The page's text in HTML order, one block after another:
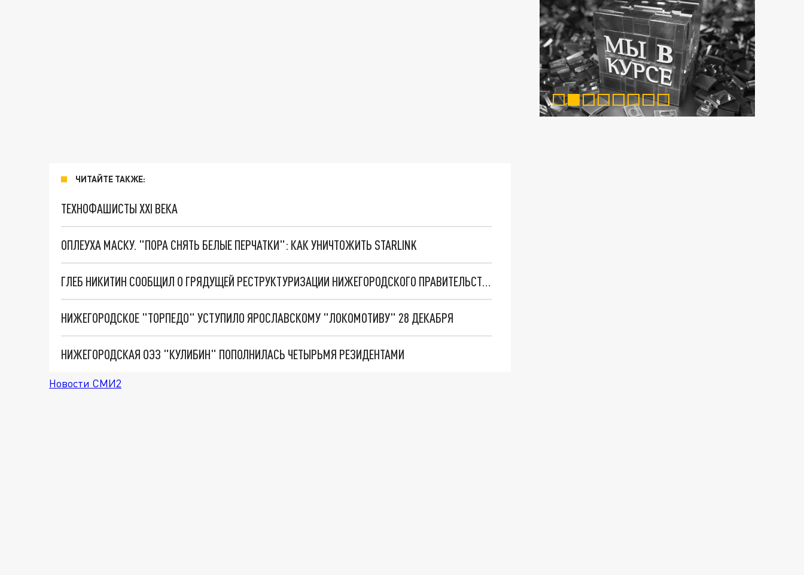
ЧИТАЙТЕ ТАКЖЕ:
ТЕХНОФАШИСТЫ XXI ВЕКА
ОПЛЕУХА МАСКУ. "ПОРА СНЯТЬ БЕЛЫЕ ПЕРЧАТКИ": КАК УНИЧТОЖИТЬ STARLINK
ГЛЕБ НИКИТИН СООБЩИЛ О ГРЯДУЩЕЙ РЕСТРУКТУРИЗАЦИИ НИЖЕГОРОДСКОГО ПРАВИТЕЛЬСТВА
НИЖЕГОРОДСКОЕ "ТОРПЕДО" УСТУПИЛО ЯРОСЛАВСКОМУ "ЛОКОМОТИВУ" 28 ДЕКАБРЯ
НИЖЕГОРОДСКАЯ ОЭЗ "КУЛИБИН" ПОПОЛНИЛАСЬ ЧЕТЫРЬМЯ РЕЗИДЕНТАМИ
Новости СМИ2